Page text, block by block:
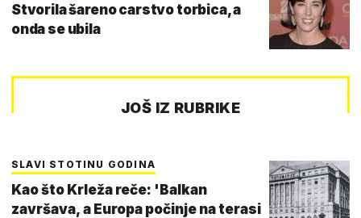
Stvorila šareno carstvo torbica, a
onda se ubila
JOŠ IZ RUBRIKE
SLAVI STOTINU GODINA
Kao što Krleža reče: 'Balkan
završava, a Europa počinje na terasi